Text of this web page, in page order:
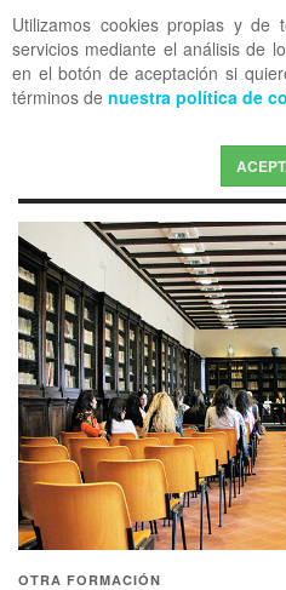
Utilizamos cookies propias y de
servicios mediante el análisis de
en el botón de aceptación si
términos de nuestra política de
OFF CANVAS
OTRA FORMACIÓN